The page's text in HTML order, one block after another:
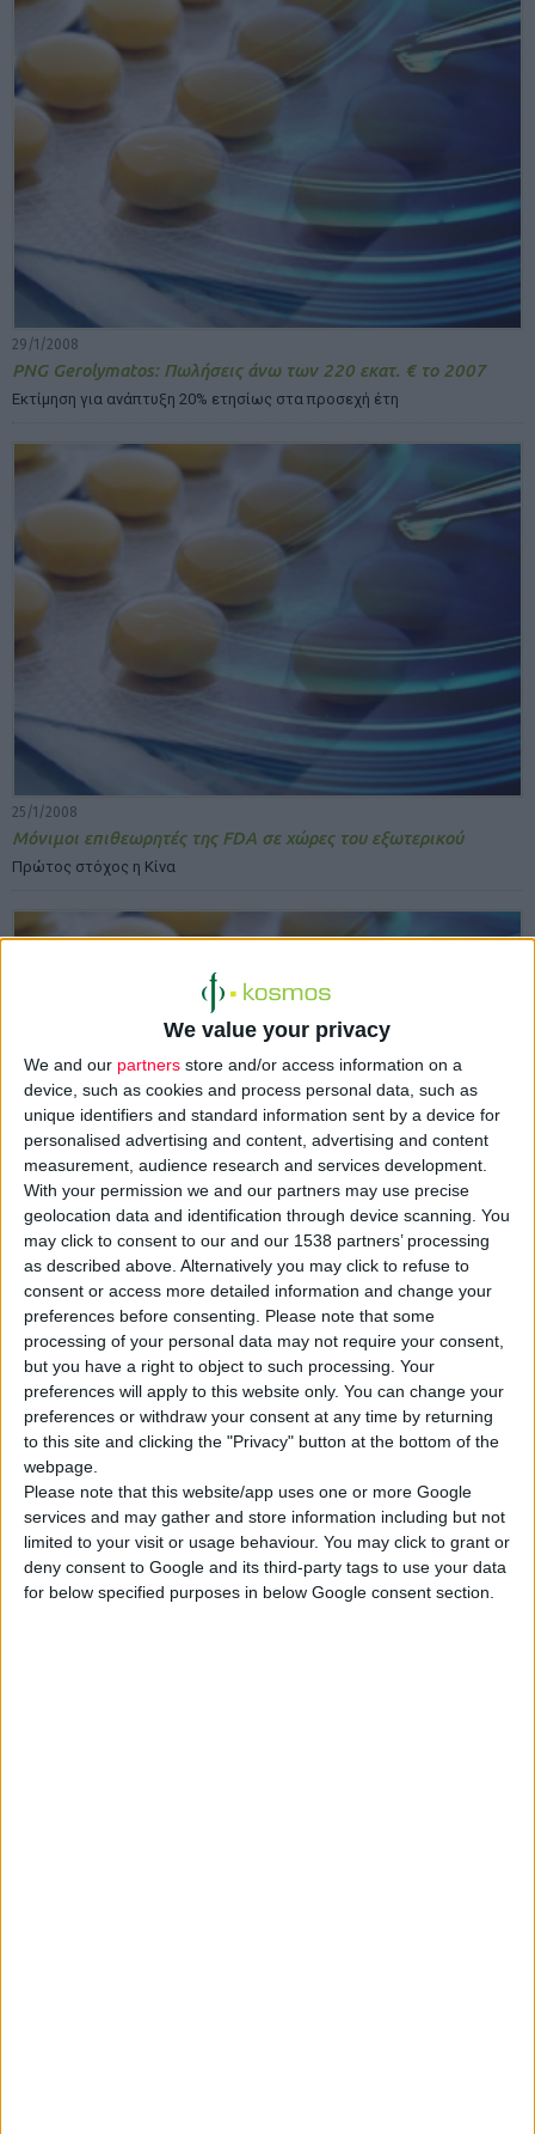
We value your privacy
We and our partners store and/or access information on a
device, such as cookies and process personal data, such as
unique identifiers and standard information sent by a device for
personalised advertising and content, advertising and content
measurement, audience research and services development.
With your permission we and our partners may use precise
geolocation data and identification through device scanning. You
may click to consent to our and our 1538 partners’ processing
as described above. Alternatively you may click to refuse to
consent or access more detailed information and change your
preferences before consenting. Please note that some
processing of your personal data may not require your consent,
but you have a right to object to such processing. Your
preferences will apply to this website only. You can change your
preferences or withdraw your consent at any time by returning
to this site and clicking the "Privacy" button at the bottom of the
webpage.
Please note that this website/app uses one or more Google
services and may gather and store information including but not
limited to your visit or usage behaviour. You may click to grant or
deny consent to Google and its third-party tags to use your data
for below specified purposes in below Google consent section.
29/1/2008
PNG Gerolymatos: Πωλήσεις άνω των 220 εκατ. € το 2007
Εκτίμηση για ανάπτυξη 20% ετησίως στα προσεχή έτη
25/1/2008
Μόνιμοι επιθεωρητές της FDA σε χώρες του εξωτερικού
Πρώτος στόχος η Κίνα
Alapis: Στα 150 εκατ. ευρώ υπολογίζεται το τίμημα για την
Antibiotice
Στην τελική ευθεία η ιδιωτικοποίηση της εταιρείας που διεκδικεί η
Alapis